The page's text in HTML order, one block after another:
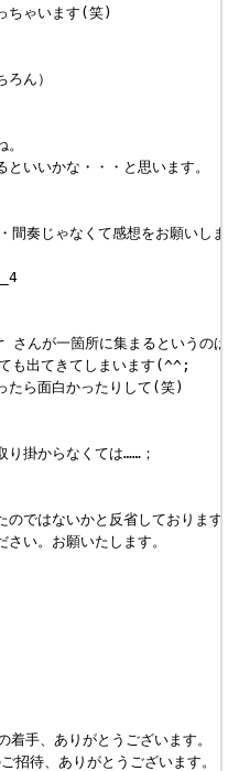
ちゃいます(笑)
ん）
いいかな・・・と思います。
間奏じゃなくて感想をお願いし
んが一箇所に集まるというのは
も出てきてしまいます(^^;
たら面白かったりして(笑)
り掛からなくては……；
ではないかと反省しております。
い。お願いたします。
手、ありがとうございます。
待、ありがとうございます。